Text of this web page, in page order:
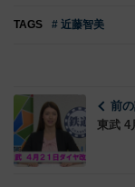
TAGS # 近藤智美
前
東武 4